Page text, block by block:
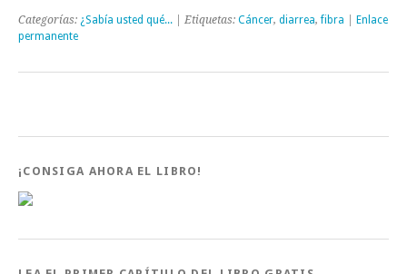
Categorías: ¿Sabía usted qué... | Etiquetas: Cáncer, diarrea,fibra
Enlace
permanente
¡CONSIGA AHORA EL LIBRO!